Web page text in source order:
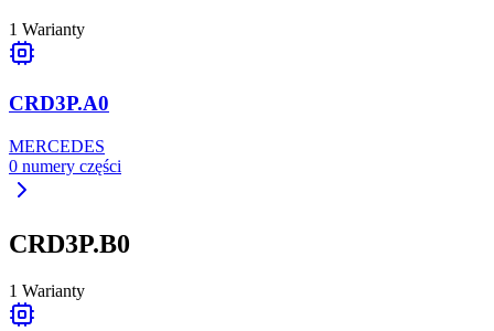
1 Warianty
CRD3P.A0
MERCEDES
0 numery części
CRD3P.B0
1 Warianty